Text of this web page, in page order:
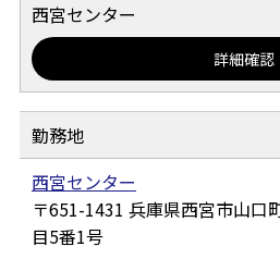
西宮センター
詳細確認
勤務地
西宮センター
651-1431 兵庫県西宮市山口
目5番1号